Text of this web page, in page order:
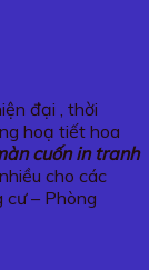
đại , thời
hoạ tiết hoa
cuốn in tranh
cho các
cư – Phòng